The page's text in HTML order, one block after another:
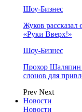
Шоу-Бизнес
Жуков рассказал
«Руки Вверх!»
Шоу-Бизнес
Прохор Шаляпин
слонов для
Prev Next
Новости
Новости